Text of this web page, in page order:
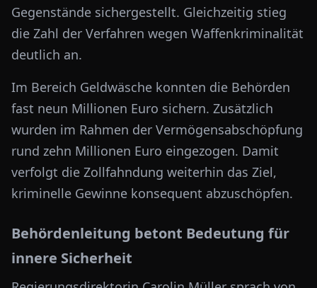
Gegenstände sichergestellt. Gleichzeitig stieg
die Zahl der Verfahren wegen Waffenkriminalität
deutlich an.
Im Bereich Geldwäsche konnten die Behörden
fast neun Millionen Euro sichern. Zusätzlich
wurden im Rahmen der Vermögensabschöpfung
rund zehn Millionen Euro eingezogen. Damit
verfolgt die Zollfahndung weiterhin das Ziel,
kriminelle Gewinne konsequent abzuschöpfen.
Behördenleitung betont Bedeutung für
innere Sicherheit